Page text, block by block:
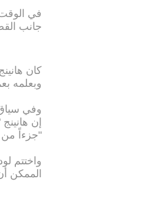
في
جانب
كان
وبعلمه
وفي سياق
إن
"جزءاً من
واختتم
الممكن